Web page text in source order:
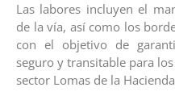
Las labores incluyen el
de la vía, así como los
con el objetivo de
seguro y transitable para
sector Lomas de la